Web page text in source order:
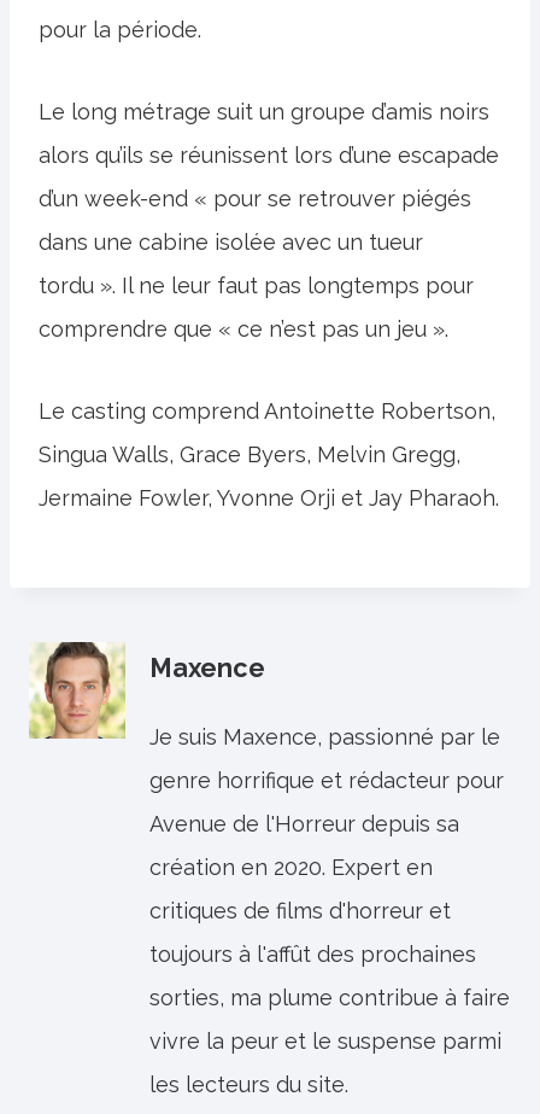
pour la période.
Le long métrage suit un groupe d’amis noirs
alors qu’ils se réunissent lors d’une escapade
d’un week-end « pour se retrouver piégés
dans une cabine isolée avec un tueur
tordu ». Il ne leur faut pas longtemps pour
comprendre que « ce n’est pas un jeu ».
Le casting comprend Antoinette Robertson,
Singua Walls, Grace Byers, Melvin Gregg,
Jermaine Fowler, Yvonne Orji et Jay Pharaoh.
Maxence
Je suis Maxence, passionné par le
genre horrifique et rédacteur pour
Avenue de l'Horreur depuis sa
création en 2020. Expert en
critiques de films d'horreur et
toujours à l'affût des prochaines
sorties, ma plume contribue à faire
vivre la peur et le suspense parmi
les lecteurs du site.